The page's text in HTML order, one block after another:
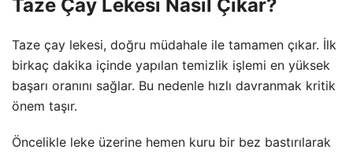
Taze Çay Lekesi Nasıl Çıkar?
Taze çay lekesi, doğru müdahale ile tamamen çıkar. İlk
birkaç dakika içinde yapılan temizlik işlemi en yüksek
başarı oranını sağlar. Bu nedenle hızlı davranmak kritik
önem taşır.
Öncelikle leke üzerine hemen kuru bir bez bastırılarak